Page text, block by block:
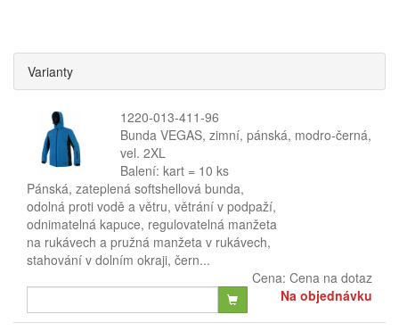
Varianty
1220-013-411-96
Bunda VEGAS, zimní, pánská, modro-černá,
vel. 2XL
Balení: kart = 10 ks
Pánská, zateplená softshellová bunda,
odolná proti vodě a větru, větrání v podpaží,
odnimatelná kapuce, regulovatelná manžeta
na rukávech a pružná manžeta v rukávech,
stahování v dolním okraji, čern...
Cena: Cena na dotaz
Na objednávku